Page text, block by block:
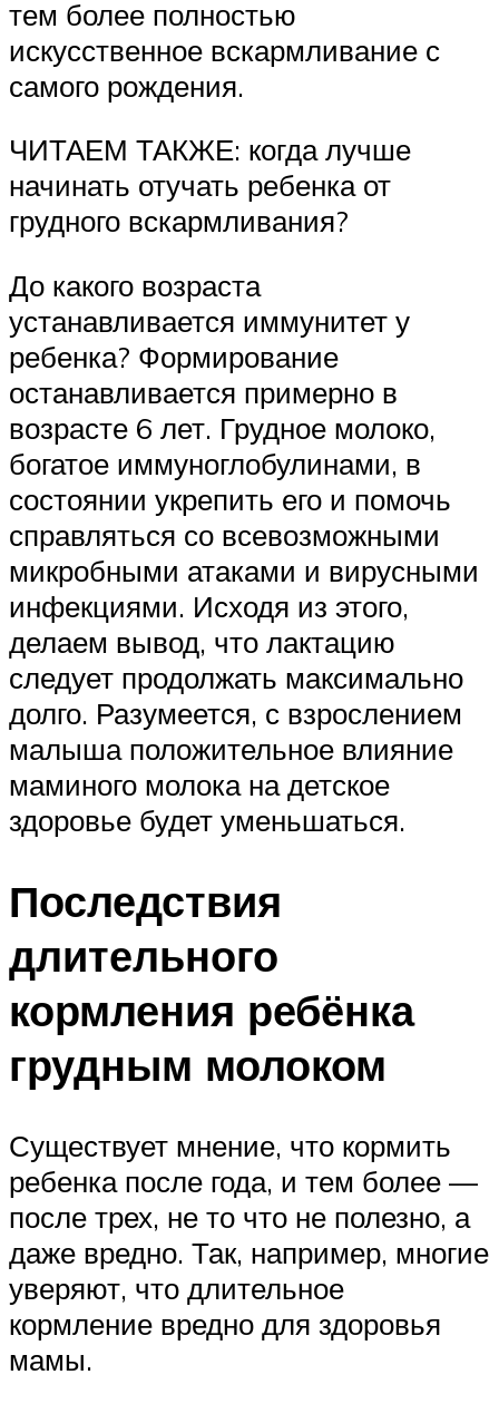
тем более полностью
искусственное вскармливание с
самого рождения.
ЧИТАЕМ ТАКЖЕ: когда лучше
начинать отучать ребенка от
грудного вскармливания?
До какого возраста
устанавливается иммунитет у
ребенка? Формирование
останавливается примерно в
возрасте 6 лет. Грудное молоко,
богатое иммуноглобулинами, в
состоянии укрепить его и помочь
справляться со всевозможными
микробными атаками и вирусными
инфекциями. Исходя из этого,
делаем вывод, что лактацию
следует продолжать максимально
долго. Разумеется, с взрослением
малыша положительное влияние
маминого молока на детское
здоровье будет уменьшаться.
Последствия
длительного
кормления ребёнка
грудным молоком
Существует мнение, что кормить
ребенка после года, и тем более —
после трех, не то что не полезно, а
даже вредно. Так, например, многие
уверяют, что длительное
кормление вредно для здоровья
мамы.